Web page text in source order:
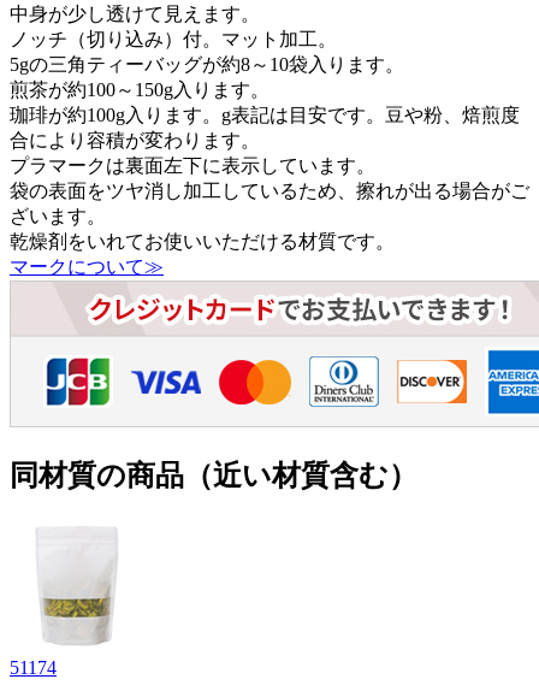
中身が少し透けて見えます。
ノッチ（切り込み）付。マット加工。
5gの三角ティーバッグが約8～10袋入ります。
煎茶が約100～150g入ります。
珈琲が約100g入ります。g表記は目安です。豆や粉、焙煎度
合により容積が変わります。
プラマークは裏面左下に表示しています。
袋の表面をツヤ消し加工しているため、擦れが出る場合がご
ざいます。
乾燥剤をいれてお使いいただける材質です。
マークについて≫
同材質の商品（近い材質含む）
51174